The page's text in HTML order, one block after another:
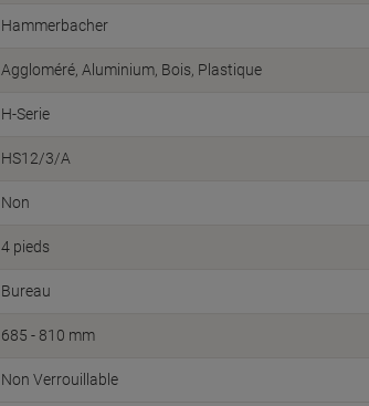
Hammerbacher
Aggloméré, Aluminium, Bois, Plastique
H-Serie
HS12/3/A
Non
4 pieds
Bureau
685 - 810 mm
Non Verrouillable